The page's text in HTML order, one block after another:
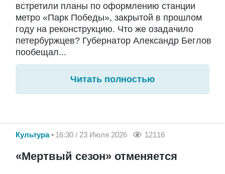
встретили планы по оформлению станции
метро «Парк Победы», закрытой в прошлом
году на реконструкцию. Что же озадачило
петербуржцев? Губернатор Александр Беглов
пообещал...
Читать полностью
Культура 16:30 / 23 Июля 2026 12116
«Мертвый сезон» отменяется